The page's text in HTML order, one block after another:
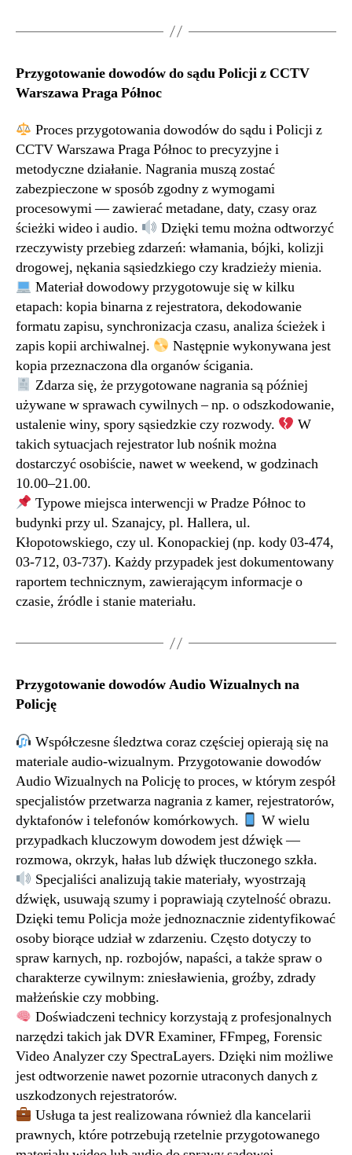
Przygotowanie dowodów do sądu Policji z CCTV
Warszawa Praga Północ
Proces przygotowania dowodów do sądu i Policji z
CCTV Warszawa Praga Północ to precyzyjne i
metodyczne działanie. Nagrania muszą zostać
zabezpieczone w sposób zgodny z wymogami
procesowymi — zawierać metadane, daty, czasy oraz
ścieżki wideo i audio.
Dzięki temu można odtworzyć
rzeczywisty przebieg zdarzeń: włamania, bójki, kolizji
drogowej, nękania sąsiedzkiego czy kradzieży mienia.
Materiał dowodowy przygotowuje się w kilku
etapach: kopia binarna z rejestratora, dekodowanie
formatu zapisu, synchronizacja czasu, analiza ścieżek i
zapis kopii archiwalnej.
Następnie wykonywana jest
kopia przeznaczona dla organów ścigania.
Zdarza się, że przygotowane nagrania są później
używane w sprawach cywilnych – np. o odszkodowanie,
ustalenie winy, spory sąsiedzkie czy rozwody.
W
takich sytuacjach rejestrator lub nośnik można
dostarczyć osobiście, nawet w weekend, w godzinach
10.00–21.00.
Typowe miejsca interwencji w Pradze Północ to
budynki przy ul. Szanajcy, pl. Hallera, ul.
Kłopotowskiego, czy ul. Konopackiej (np. kody 03-474,
03-712, 03-737). Każdy przypadek jest dokumentowany
raportem technicznym, zawierającym informacje o
czasie, źródle i stanie materiału.
Przygotowanie dowodów Audio Wizualnych na
Policję
Współczesne śledztwa coraz częściej opierają się na
materiale audio-wizualnym. Przygotowanie dowodów
Audio Wizualnych na Policję to proces, w którym zespół
specjalistów przetwarza nagrania z kamer, rejestratorów,
dyktafonów i telefonów komórkowych.
W wielu
przypadkach kluczowym dowodem jest dźwięk —
rozmowa, okrzyk, hałas lub dźwięk tłuczonego szkła.
Specjaliści analizują takie materiały, wyostrzają
dźwięk, usuwają szumy i poprawiają czytelność obrazu.
Dzięki temu Policja może jednoznacznie zidentyfikować
osoby biorące udział w zdarzeniu. Często dotyczy to
spraw karnych, np. rozbojów, napaści, a także spraw o
charakterze cywilnym: zniesławienia, groźby, zdrady
małżeńskie czy mobbing.
Doświadczeni technicy korzystają z profesjonalnych
narzędzi takich jak DVR Examiner, FFmpeg, Forensic
Video Analyzer czy SpectraLayers. Dzięki nim możliwe
jest odtworzenie nawet pozornie utraconych danych z
uszkodzonych rejestratorów.
Usługa ta jest realizowana również dla kancelarii
prawnych, które potrzebują rzetelnie przygotowanego